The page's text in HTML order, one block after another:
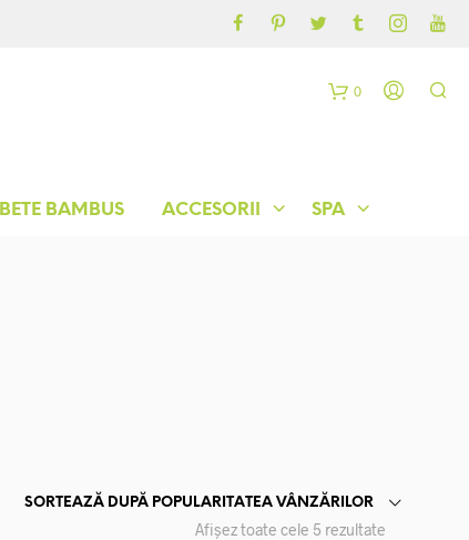
BETE BAMBUS ACCESORII SPA
0
SORTEAZĂ DUPĂ POPULARITATEA VÂNZĂRILOR
Afișez toate cele 5 rezultate